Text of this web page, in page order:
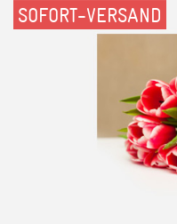
SOFORT-VERSAND